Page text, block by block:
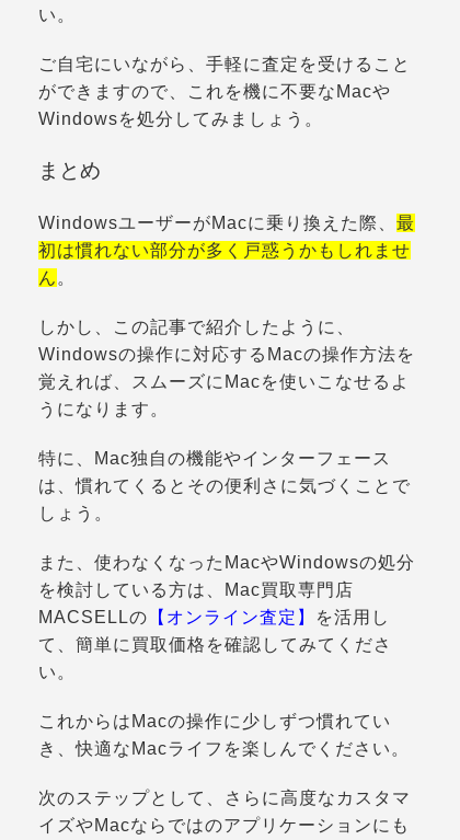
い。
ご自宅にいながら、手軽に査定を受けること
ができますので、これを機に不要なMacや
Windowsを処分してみましょう。
まとめ
WindowsユーザーがMacに乗り換えた際、 最
初は慣れない部分が多く戸惑うかもしれませ
ん 。
しかし、この記事で紹介したように、
Windowsの操作に対応するMacの操作方法を
覚えれば、スムーズにMacを使いこなせるよ
うになります。
特に、Mac独自の機能やインターフェース
は、慣れてくるとその便利さに気づくことで
しょう。
また、使わなくなったMacやWindowsの処分
を検討している方は、Mac買取専門店
MACSELLの 【オンライン査定】
を活用し
て、簡単に買取価格を確認してみてくださ
い。
これからはMacの操作に少しずつ慣れてい
き、快適なMacライフを楽しんでください。
次のステップとして、さらに高度なカスタマ
イズやMacならではのアプリケーションにも